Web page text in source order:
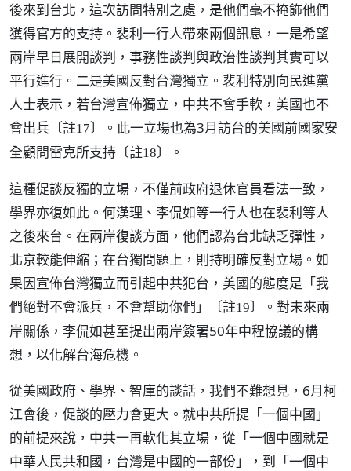
後來到台北，這次訪問特別之處，是他們毫不掩飾他們
獲得官方的支持。裴利一行人帶來兩個訊息，一是希望
兩岸早日展開談判，事務性談判與政治性談判其實可以
平行進行。二是美國反對台灣獨立。裴利特別向民進黨
人士表示，若台灣宣佈獨立，中共不會手軟，美國也不
會出兵 〔註17〕
。此一立場也為3月訪台的美國前國家安
全顧問雷克所支持 〔註18〕 。
這種促談反獨的立場，不僅前政府退休官員看法一致，
學界亦復如此。何漢理、李侃如等一行人也在裴利等人
之後來台。在兩岸復談方面，他們認為台北缺乏彈性，
北京較能伸縮；在台獨問題上，則持明確反對立場。如
果因宣佈台灣獨立而引起中共犯台，美國的態度是「我
們絕對不會派兵，不會幫助你們」
〔註19〕
。對未來兩
岸關係，李侃如甚至提出兩岸簽署50年中程協議的構
想，以化解台海危機。
從美國政府、學界、智庫的談話，我們不難想見，6月柯
江會後，促談的壓力會更大。就中共所提「一個中國」
的前提來說，中共一再軟化其立場，從「一個中國就是
中華人民共和國，台灣是中國的一部份」，到「一個中